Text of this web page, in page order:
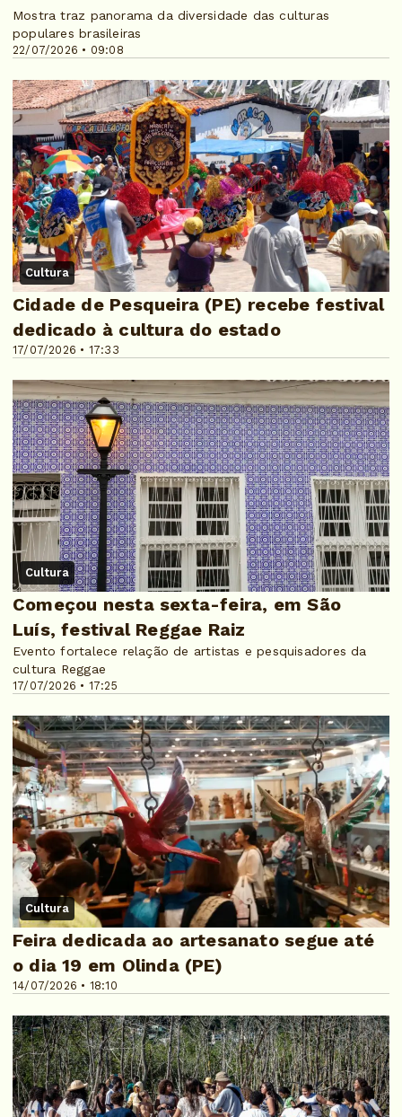
22/07/2026 • 09:08
Mostra traz panorama da diversidade das culturas
populares brasileiras
Cultura
17/07/2026 • 17:33
Cidade de Pesqueira (PE) recebe festival
dedicado à cultura do estado
Cultura
17/07/2026 • 17:25
Começou nesta sexta-feira, em São
Luís, festival Reggae Raiz
Evento fortalece relação de artistas e pesquisadores da
cultura Reggae
Cultura
14/07/2026 • 18:10
Feira dedicada ao artesanato segue até
o dia 19 em Olinda (PE)